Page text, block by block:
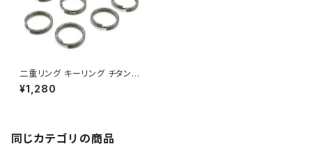
二重リング キーリング チタン製
16mm×10個 超軽量 頑丈 サビ
に強い 二重丸カン スプリットリ
¥1,280
同じカテゴリの商品